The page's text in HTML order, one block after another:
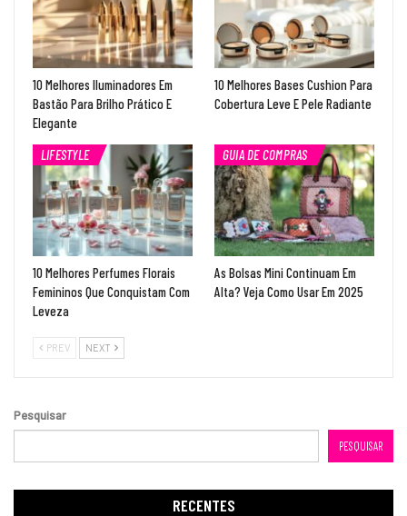
10 Melhores Iluminadores Em
Bastão Para Brilho Prático E
Elegante
10 Melhores Bases Cushion Para
Cobertura Leve E Pele Radiante
LIFESTYLE
10 Melhores Perfumes Florais
Femininos Que Conquistam Com
Leveza
GUIA DE COMPRAS
As Bolsas Mini Continuam Em
Alta? Veja Como Usar Em 2025
PREV NEXT
Pesquisar
PESQUISAR
RECENTES